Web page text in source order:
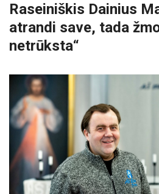
Raseiniškis Dainius
atrandi save, tada
netrūksta“